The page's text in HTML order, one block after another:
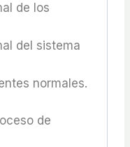
de los
del sistema
normales.
de